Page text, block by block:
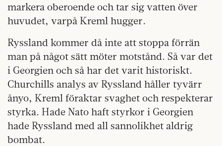
markera oberoende och tar sig vatten över
huvudet, varpå Kreml hugger.
Ryssland kommer då inte att stoppa förrän
man på något sätt möter motstånd. Så var det
i Georgien och så har det varit historiskt.
Churchills analys av Ryssland håller tyvärr
ånyo, Kreml föraktar svaghet och respekterar
styrka. Hade Nato haft styrkor i Georgien
hade Ryssland med all sannolikhet aldrig
bombat.